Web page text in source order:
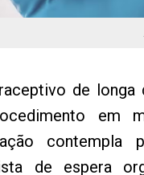
de longa
em
contempla
de espera